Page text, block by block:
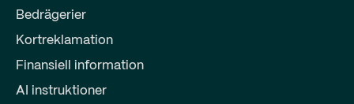
Bedrägerier
Kortreklamation
Finansiell information
AI instruktioner